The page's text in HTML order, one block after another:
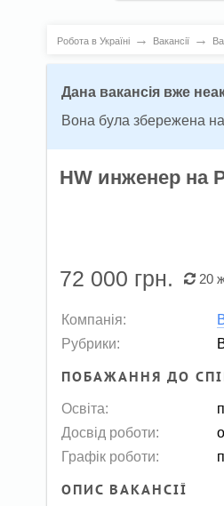
Робота в Україні → Вакансії →
Дана вакансія вже
Вона була збережена на
HW инженер нa
72 000 грн. 20
Компанія:
Рубрики:
ПОБАЖАННЯ ДО
Освіта:
Досвід роботи:
Графік роботи:
ОПИС ВАКАНСІЇ